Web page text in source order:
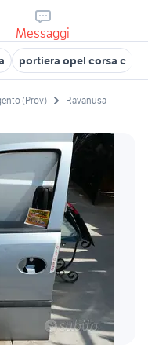
Messaggi
portiera opel corsa c
(Prov) Ravanusa